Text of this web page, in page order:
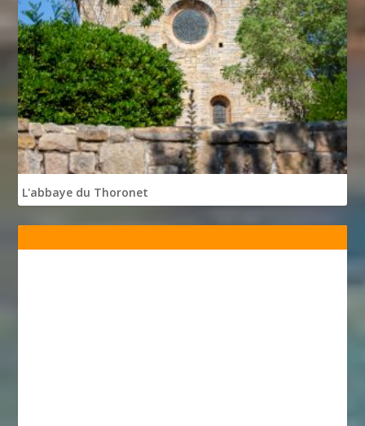
L'abbaye du Thoronet